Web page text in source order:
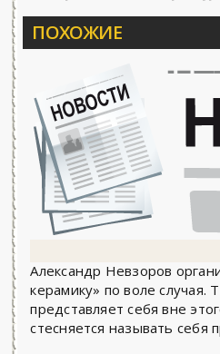
ПОХОЖИЕ
25.06.2026 - «Новости»...
Александр Невзоров
керамику» по воле случая.
представляет себя вне
стесняется называть себя